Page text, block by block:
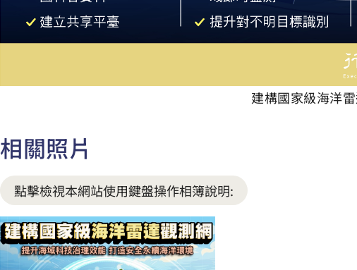
建構國家級海洋
相關照片
點擊檢視本網站使用鍵盤操作相簿說明: